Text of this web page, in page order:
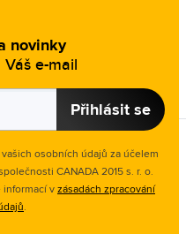
novinky
e-mail
Přihlásit se
osobních údajů za účelem
CANADA 2015 s. r. o.
informací vzásadách zpracování
.